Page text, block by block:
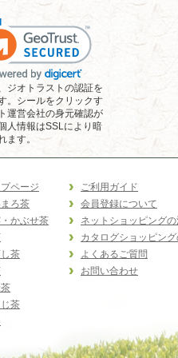
ジオトラストの認証を
。シールをクリックす
運営会社の身元確認が
人情報はSSLにより暗
ます。
プページ
ろ茶
かぶせ茶
茶
茶
ご利用ガイド
会員登録について
ネットショッピング
カタログショッピン
よくあるご質問
お問い合わせ